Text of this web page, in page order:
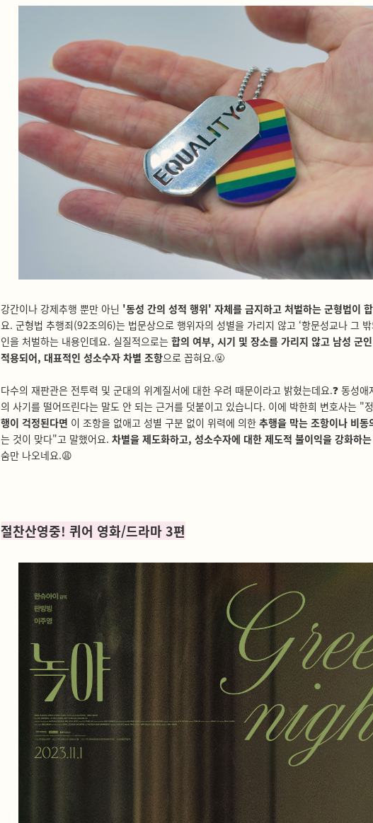
강간이나 강제추행 뿐만 아닌 '동성 간의 성적 행위' 자체를 금지하고 처벌하는 군형법이
요. 군형법 추행죄(92조의6)는 법문상으로 행위자의 성별을 가리지 않고 ‘항문성교나 그
인을 처벌하는 내용인데요. 실질적으로는 합의 여부, 시기 및 장소를 가리지 않고 남성 군
적용되어, 대표적인 성소수자 차별 조항으로 꼽혀요.🤬
다수의 재판관은 전투력 및 군대의 위계질서에 대한 우려 때문이라고 밝혔는데요.❓ 동성
의 사기를 떨어뜨린다는 말도 안 되는 근거를 덧붙이고 있습니다. 이에 박한희 변호사는 "
행이 걱정된다면 이 조항을 없애고 성별 구분 없이 위력에 의한 추행을 막는 조항이나 비동
는 것이 맞다"고 말했어요. 차별을 제도화하고, 성소수자에 대한 제도적 불이익을 강화하
숨만 나오네요.😩
절찬산영중! 퀴어 영화/드라마 3편